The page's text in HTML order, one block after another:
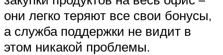
они легко теряют все свои бонусы,
а служба поддержки не видит в
этом никакой проблемы.